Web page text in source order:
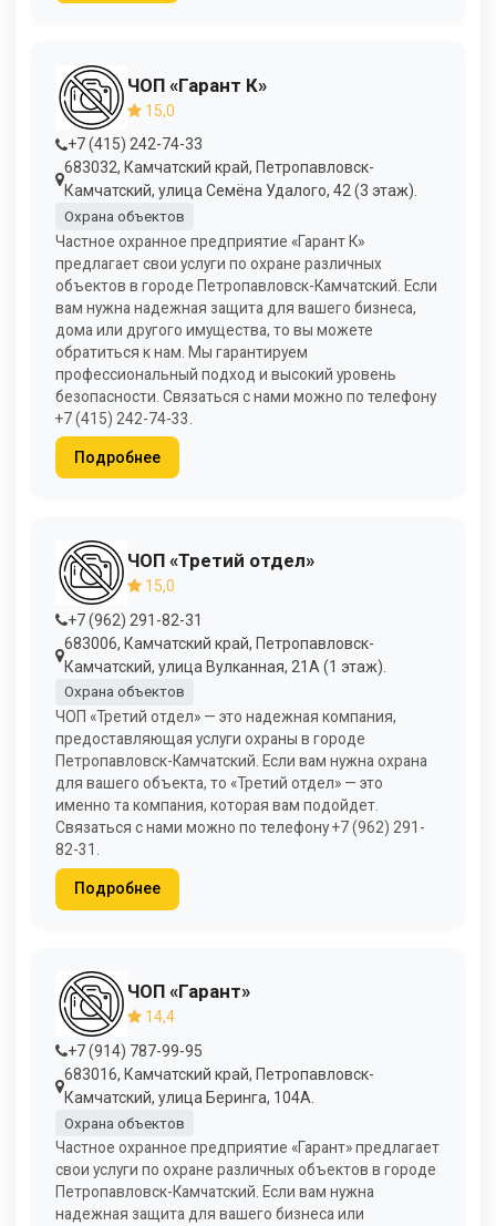
ЧОП «Гарант К»
15,0
+7 (415) 242-74-33
683032, Камчатский край, Петропавловск-
Камчатский, улица Семёна Удалого, 42 (3 этаж).
Охрана объектов
Частное охранное предприятие «Гарант К»
предлагает свои услуги по охране различных
объектов в городе Петропавловск-Камчатский. Если
вам нужна надежная защита для вашего бизнеса,
дома или другого имущества, то вы можете
обратиться к нам. Мы гарантируем
профессиональный подход и высокий уровень
безопасности. Связаться с нами можно по телефону
+7 (415) 242-74-33.
Подробнее
ЧОП «Третий отдел»
15,0
+7 (962) 291-82-31
683006, Камчатский край, Петропавловск-
Камчатский, улица Вулканная, 21А (1 этаж).
Охрана объектов
ЧОП «Третий отдел» — это надежная компания,
предоставляющая услуги охраны в городе
Петропавловск-Камчатский. Если вам нужна охрана
для вашего объекта, то «Третий отдел» — это
именно та компания, которая вам подойдет.
Связаться с нами можно по телефону +7 (962) 291-
82-31.
Подробнее
ЧОП «Гарант»
14,4
+7 (914) 787-99-95
683016, Камчатский край, Петропавловск-
Камчатский, улица Беринга, 104А.
Охрана объектов
Частное охранное предприятие «Гарант» предлагает
свои услуги по охране различных объектов в городе
Петропавловск-Камчатский. Если вам нужна
надежная защита для вашего бизнеса или